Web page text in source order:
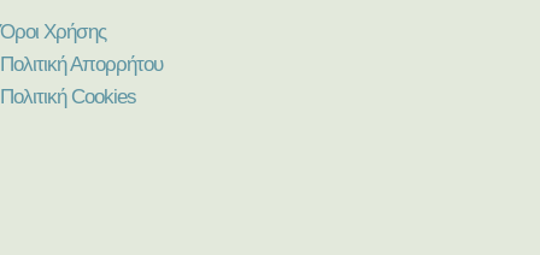
Όροι Χρήσης
Πολιτική Απορρήτου
Πολιτική Cookies